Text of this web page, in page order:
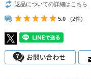
返品についての詳細はこちら
5.0 (2件)